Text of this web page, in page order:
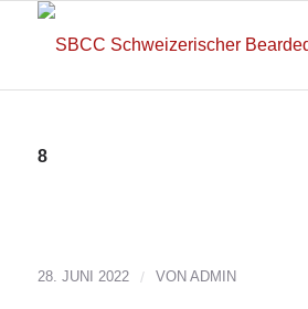
8
28. JUNI 2022 / VON ADMIN